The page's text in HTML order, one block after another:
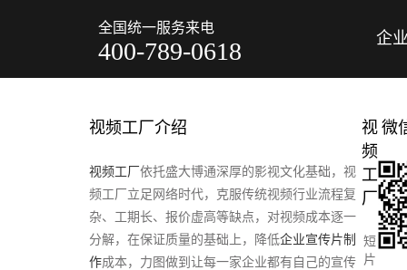
全国统一服务来电
400-789-0618 企
视频工厂介绍
视频工厂 依托盛大博通深厚的影视文化基础，视
频工厂立足网络时代，克服传统视频行业流程复
杂、工期长、报价虚高等缺点，对视频成本逐一
分解，在保证质量的基础上，降低企业宣传片制
作成本，力图做到让每一家企业都有自己的宣传
视
频
工
厂
短
片
微